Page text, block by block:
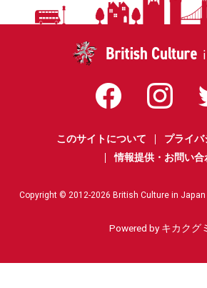
このサイトについて
プライ
情報提供・お問い合
Copyright © 2012-2026 British Culture in Japan
Powered by キカクグ